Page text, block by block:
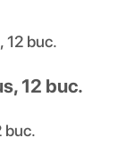
12 buc.
12 buc.